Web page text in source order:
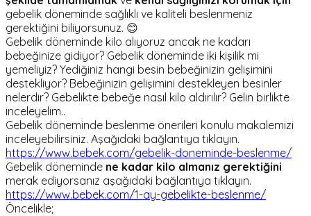
gebelik döneminde sağlıklı ve kaliteli beslenmeniz
gerektiğini biliyorsunuz. 😊
Gebelik döneminde kilo alıyoruz ancak ne kadarı
bebeğinize gidiyor? Gebelik döneminde iki kişilik mi
yemeliyiz? Yediğiniz hangi besin bebeğinizin gelişimini
destekliyor? Bebeğinizin gelişimini destekleyen besinler
nelerdir? Gebelikte bebeğe nasıl kilo aldırılır? Gelin birlikte
inceleyelim..
Gebelik döneminde beslenme önerileri konulu makalemizi
inceleyebilirsiniz. Aşağıdaki bağlantıya tıklayın.
https://www.bebek.com/gebelik-doneminde-beslenme/
Gebelik döneminde ne kadar kilo almanız gerektiğini
merak ediyorsanız aşağıdaki bağlantıya tıklayın.
https://www.bebek.com/1-ay-gebelikte-beslenme/
Öncelikle;